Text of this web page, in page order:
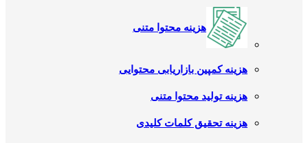
هزینه محتوا متنی
هزینه کمپین بازاریابی محتوایی
هزینه تولید محتوا متنی
هزینه تحقیق کلمات کلیدی